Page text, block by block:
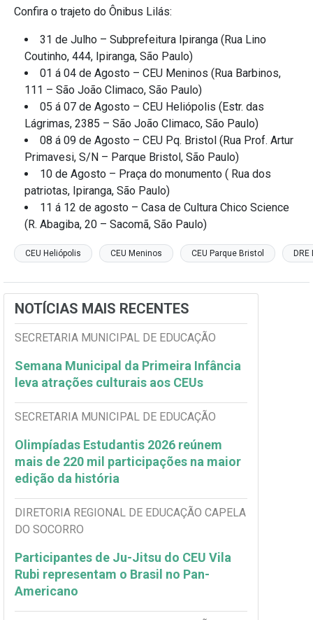
Confira o trajeto do Ônibus Lilás:
31 de Julho – Subprefeitura Ipiranga (Rua Lino
Coutinho, 444, Ipiranga, São Paulo)
01 á 04 de Agosto – CEU Meninos (Rua Barbinos,
111 – São João Climaco, São Paulo)
05 á 07 de Agosto – CEU Heliópolis (Estr. das
Lágrimas, 2385 – São João Climaco, São Paulo)
08 á 09 de Agosto – CEU Pq. Bristol (Rua Prof. Artur
Primavesi, S/N – Parque Bristol, São Paulo)
10 de Agosto – Praça do monumento ( Rua dos
patriotas, Ipiranga, São Paulo)
11 á 12 de agosto – Casa de Cultura Chico Science
(R. Abagiba, 20 – Sacomã, São Paulo)
CEU Heliópolis CEU Meninos CEU Parque Bristol
NOTÍCIAS MAIS RECENTES
SECRETARIA MUNICIPAL DE EDUCAÇÃO
Semana Municipal da Primeira Infância
leva atrações culturais aos CEUs
SECRETARIA MUNICIPAL DE EDUCAÇÃO
Olimpíadas Estudantis 2026 reúnem
mais de 220 mil participações na maior
edição da história
DIRETORIA REGIONAL DE EDUCAÇÃO CAPELA
DO SOCORRO
Participantes de Ju-Jitsu do CEU Vila
Rubi representam o Brasil no Pan-
Americano